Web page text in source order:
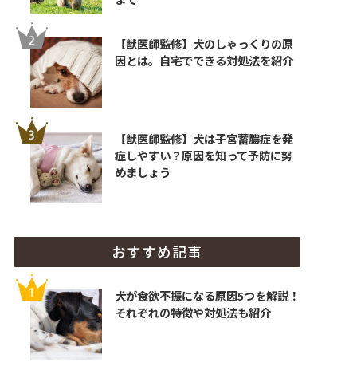
【獣医師監修】犬のしゃっくりの原
因とは。自宅でできる対処法を紹介
【獣医師監修】犬は子宮蓄膿症を発
症しやすい？原因を知って予防に努
めましょう
おすすめ記事
犬が食欲不振になる原因5つを解説！
それぞれの特徴や対処法も紹介